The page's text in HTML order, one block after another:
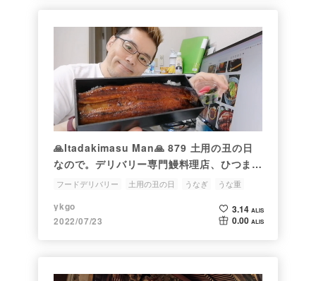
🙏Itadakimasu Man🙏 879 土用の丑の日
なので。デリバリー専門鰻料理店、ひつまぶ
しうな喜広尾店の上壱本うな重をWoltでデ
フードデリバリー 土用の丑の日 うなぎ うな重
ykgo
2022/07/23
3.14 ALIS
0.00 ALIS